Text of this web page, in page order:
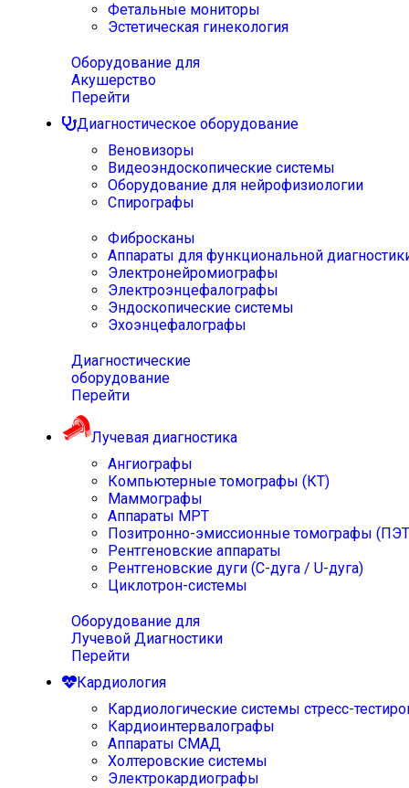
Фетальные мониторы
Эстетическая гинекология
Оборудование для
Акушерство
Перейти
Диагностическое оборудование
Веновизоры
Видеоэндоскопические системы
Оборудование для нейрофизиологии
Спирографы
Фибросканы
Аппараты для функциональной
Электронейромиографы
Электроэнцефалографы
Эндоскопические системы
Эхоэнцефалографы
Диагностические
оборудование
Перейти
Лучевая диагностика
Ангиографы
Компьютерные томографы (КТ)
Маммографы
Аппараты МРТ
Позитронно-эмиссионные томографы
Рентгеновские аппараты
Рентгеновские дуги (С-дуга / U-дуга)
Циклотрон-системы
Оборудование для
Лучевой Диагностики
Перейти
Кардиология
Кардиологические системы стресс-
Кардиоинтервалографы
Аппараты СМАД
Холтеровские системы
Электрокардиографы